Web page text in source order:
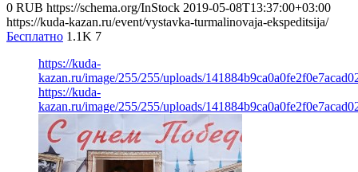
0 RUB https://schema.org/InStock 2019-05-08T13:37:00+03:00
https://kuda-kazan.ru/event/vystavka-turmalinovaja-ekspeditsija/
Бесплатно 1.1K 7
https://kuda-
kazan.ru/image/255/255/uploads/
https://kuda-
kazan.ru/image/255/255/uploads/